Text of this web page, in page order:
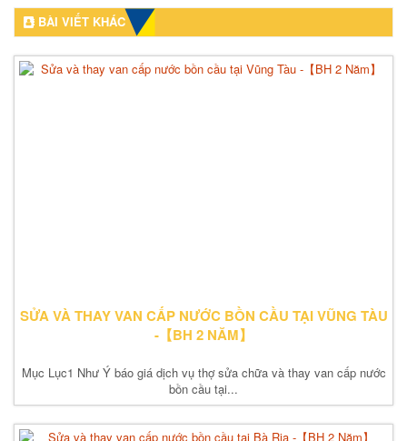
BÀI VIẾT KHÁC
SỬA VÀ THAY VAN CẤP NƯỚC BỒN CẦU TẠI VŨNG TÀU
-【BH 2 NĂM】
Mục Lục1 Như Ý báo giá dịch vụ thợ sửa chữa và thay van cấp nước
bồn cầu tại...